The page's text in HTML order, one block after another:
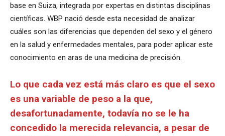
base en Suiza, integrada por expertas en distintas disciplinas
científicas. WBP nació desde esta necesidad de analizar
cuáles son las diferencias que dependen del sexo y el género
en la salud y enfermedades mentales, para poder aplicar este
conocimiento en aras de una medicina de precisión.
Lo que cada vez está más claro es que el sexo
es una variable de peso a la que,
desafortunadamente, todavía no se le ha
concedido la merecida relevancia, a pesar de